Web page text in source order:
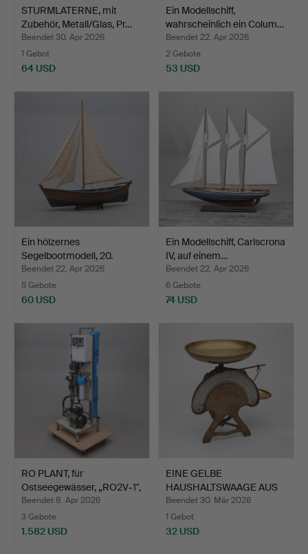
STURMLATERNE, mit
Zubehör, Metall/Glas, Pr…
Beendet 30. Apr 2026
1 Gebot
64 USD
Ein Modellschiff,
wahrscheinlich ein Colum…
Beendet 22. Apr 2026
2 Gebote
53 USD
Ein hölzernes
Segelbootmodell, 20.
Jahrhun…
Beendet 22. Apr 2026
5 Gebote
60 USD
Ein Modellschiff, Carlscrona
IV, auf einem…
Beendet 22. Apr 2026
6 Gebote
74 USD
RO PLANT, für
Ostseegewässer, „RO2V-1",
Wa…
Beendet 8. Apr 2026
3 Gebote
1.582 USD
EINE GELBE
HAUSHALTSWAAGE AUS
METALL, Lind…
Beendet 30. Mär 2026
1 Gebot
32 USD